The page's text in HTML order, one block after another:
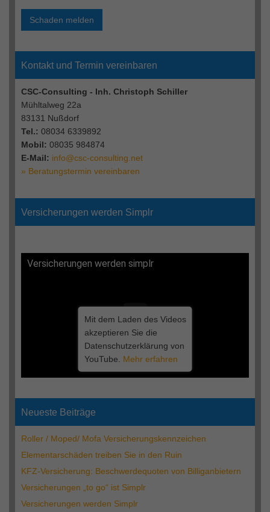
Schaden melden
Kontakt und Termin vereinbaren
CSC-Consulting - Inh. Christoph Schiller
Mühltalweg 22a
83131 Nußdorf
Tel.: 08034 6339892
Mobil: 08035 984874
E-Mail: info@csc-consulting.net
» Beratungstermin vereinbaren
Versicherungen werden Simplr
Versicherungen werden simplr
Mit dem Laden des Videos
akzeptieren Sie die
Datenschutzerklärung von
YouTube. Mehr erfahren
Neueste Beiträge
Roller / Moped/ Mofa Versicherungskennzeichen
Elementarschäden treiben Sie in den Ruin
KFZ-Versicherung: Beschwerdequoten von Billiganbietern
Versicherungen „to go“ ist Simplr
Versicherungen werden Simplr